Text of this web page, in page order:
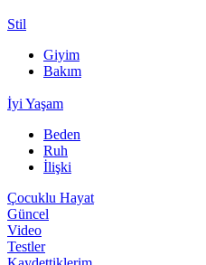
Stil
Giyim
Bakım
İyi Yaşam
Beden
Ruh
İlişki
Çocuklu Hayat
Güncel
Video
Testler